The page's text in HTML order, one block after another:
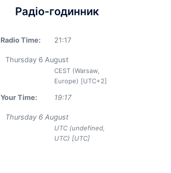
Радіо-годинник
Radio Time: 21:17
Thursday 6 August
CEST (Warsaw,
Europe) [UTC+2]
Your Time: 19:17
Thursday 6 August
UTC (undefined,
UTC) [UTC]